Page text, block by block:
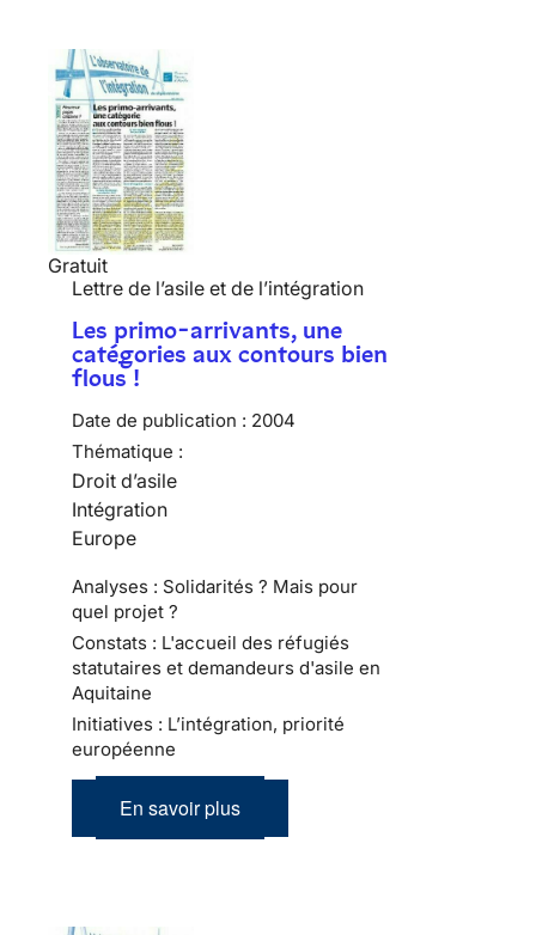
Gratuit
Lettre de l’asile et de l’intégration
Les primo-arrivants, une
catégories aux contours bien
flous !
Date de publication : 2004
Thématique :
Droit d’asile
Intégration
Europe
Analyses : Solidarités ? Mais pour
quel projet ?
Constats : L'accueil des réfugiés
statutaires et demandeurs d'asile en
Aquitaine
Initiatives : L’intégration, priorité
européenne
En savoir plus